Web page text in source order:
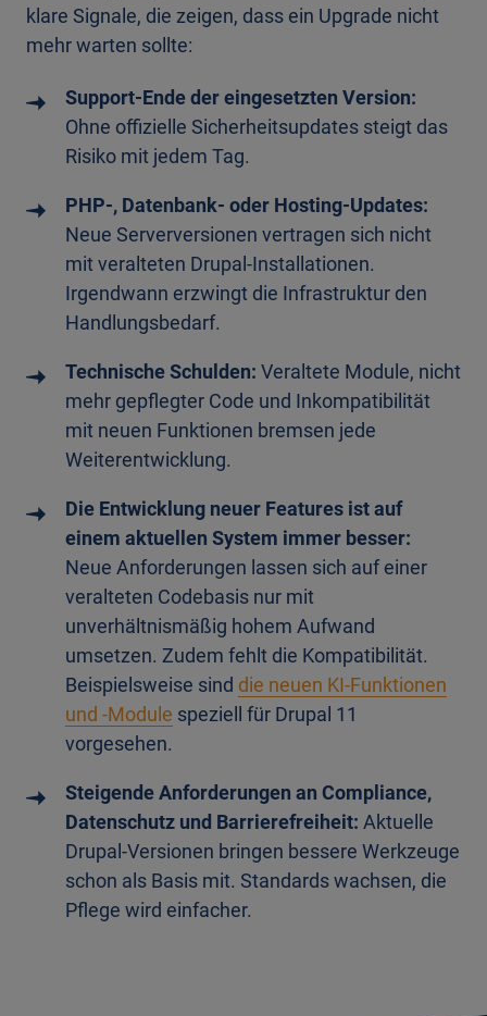
klare Signale, die zeigen, dass ein Upgrade nicht
mehr warten sollte:
Support-Ende der eingesetzten Version:
Ohne offizielle Sicherheitsupdates steigt das
Risiko mit jedem Tag.
PHP-, Datenbank- oder Hosting-Updates:
Neue Serverversionen vertragen sich nicht
mit veralteten Drupal-Installationen.
Irgendwann erzwingt die Infrastruktur den
Handlungsbedarf.
Technische Schulden: Veraltete Module, nicht
mehr gepflegter Code und Inkompatibilität
mit neuen Funktionen bremsen jede
Weiterentwicklung.
Die Entwicklung neuer Features ist auf
einem aktuellen System immer besser:
Neue Anforderungen lassen sich auf einer
veralteten Codebasis nur mit
unverhältnismäßig hohem Aufwand
umsetzen. Zudem fehlt die Kompatibilität.
Beispielsweise sind die neuen KI-Funktionen
und -Module speziell für Drupal 11
vorgesehen.
Steigende Anforderungen an Compliance,
Datenschutz und Barrierefreiheit: Aktuelle
Drupal-Versionen bringen bessere Werkzeuge
schon als Basis mit. Standards wachsen, die
Pflege wird einfacher.